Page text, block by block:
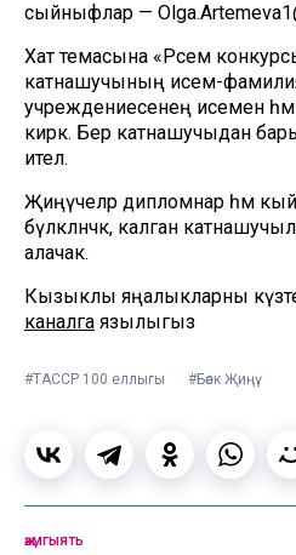
сыйныфлар —
Хат темасына «Рәсем
катнашучының исем-
учреждениесенең исемен һәм
кирәк. Бер катнашучыдан
ителә.
Җиңүчеләр дипломнар һәм
бүләкләнәчәк, калган
алачак.
Кызыклы яңалыкларны
каналга язылыгыз
#ТАССР 100 еллыгы #Бөек Җиңү
җәмгыять